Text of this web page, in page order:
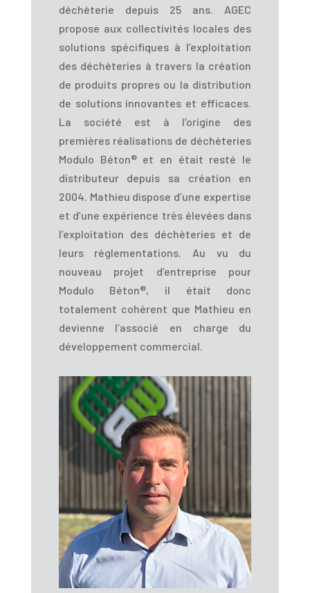
déchèterie depuis 25 ans. AGEC
propose aux collectivités locales des
solutions spécifiques à l’exploitation
des déchèteries à travers la création
de produits propres ou la distribution
de solutions innovantes et efficaces.
La société est à l’origine des
premières réalisations de déchèteries
Modulo Béton® et en était resté le
distributeur depuis sa création en
2004. Mathieu dispose d’une expertise
et d’une expérience très élevées dans
l’exploitation des déchèteries et de
leurs réglementations. Au vu du
nouveau projet d’entreprise pour
Modulo Béton®, il était donc
totalement cohérent que Mathieu en
devienne l’associé en charge du
développement commercial.